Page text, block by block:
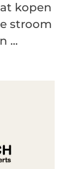
kopen
stroom
...